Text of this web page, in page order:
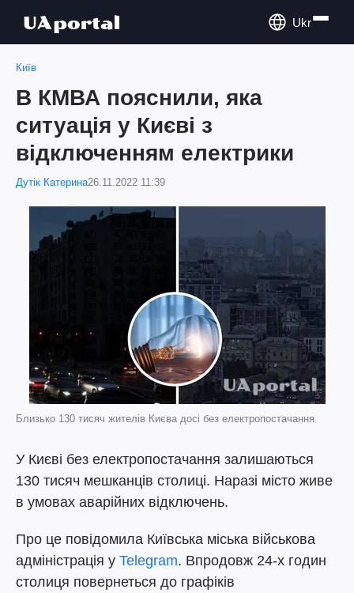
Ukr
Київ
В КМВА пояснили, яка
ситуація у Києві з
відключенням електрики
Дутік Катерина26.11.2022 11:39
Близько 130 тисяч жителів Києва досі без електропостачання
У Києві без електропостачання залишаються
130 тисяч мешканців столиці. Наразі місто живе
в умовах аварійних відключень.
Про це повідомила Київська міська військова
адміністрація у Telegram. Впродовж 24-х годин
столиця повернеться до графіків